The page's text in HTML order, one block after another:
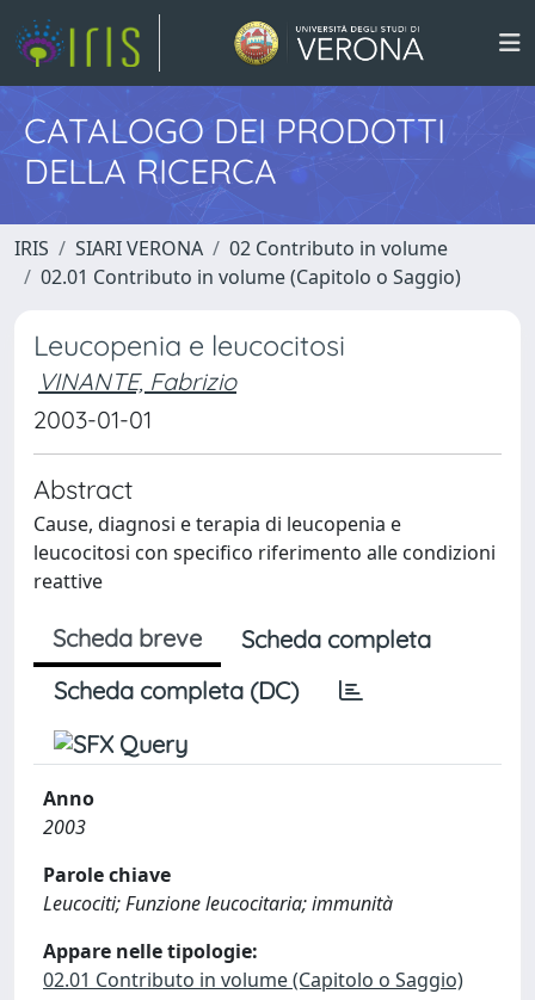
CATALOGO DEI PRODOTTI
DELLA RICERCA
IRIS SIARI VERONA
02 Contributo in volume
02.01 Contributo in volume (Capitolo o Saggio)
Leucopenia e leucocitosi
VINANTE, Fabrizio
2003-01-01
Abstract
Cause, diagnosi e terapia di leucopenia e
leucocitosi con specifico riferimento alle condizioni
reattive
Scheda breve
Scheda completa
Scheda completa (DC)
Anno
2003
Parole chiave
Leucociti; Funzione leucocitaria; immunità
Appare nelle tipologie:
02.01 Contributo in volume (Capitolo o Saggio)